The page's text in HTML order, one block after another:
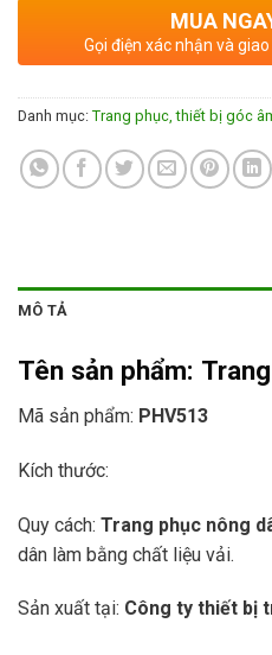
MUA
Gọi điện xác nhận và
Danh mục: Trang phục, thiết bị góc
MÔ TẢ
Tên sản phẩm:
Mã sản phẩm: PHV513
Kích thước:
Quy cách: Trang phục nông
dân làm bằng chất liệu vải.
Sản xuất tại: Công ty thiết bị